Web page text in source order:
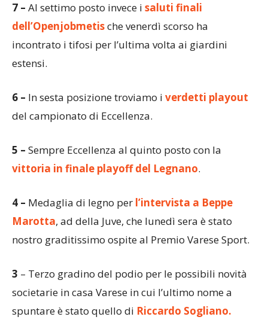
7 – Al settimo posto invece i saluti finali
dell’Openjobmetische venerdì scorso ha
incontrato i tifosi per l’ultima volta ai giardini
estensi.
6 – In sesta posizione troviamo i verdetti playout
del campionato di Eccellenza.
5 – Sempre Eccellenza al quinto posto con la
vittoria in finale playoff del Legnano.
4 – Medaglia di legno per l’intervista a Beppe
Marotta, ad della Juve, che lunedì sera è stato
nostro graditissimo ospite al Premio Varese Sport.
3 – Terzo gradino del podio per le possibili novità
societarie in casa Varese in cui l’ultimo nome a
spuntare è stato quello di Riccardo Sogliano.